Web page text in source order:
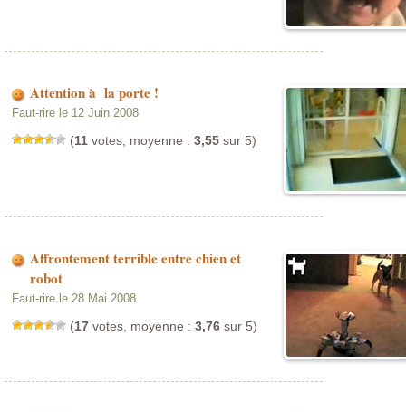
Attention à la porte !
Faut-rire le 12 Juin 2008
(11 votes, moyenne :3,55 sur 5)
Affrontement terrible entre chien et
robot
Faut-rire le 28 Mai 2008
(17 votes, moyenne :3,76 sur 5)